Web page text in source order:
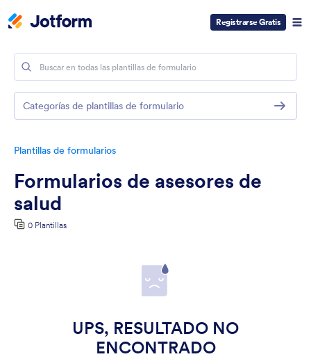
Registrarse Gratis
Plantillas de formularios
Formularios de asesores de
salud
0 Plantillas
UPS, RESULTADO NO
ENCONTRADO
Categorías de plantillas de formulario